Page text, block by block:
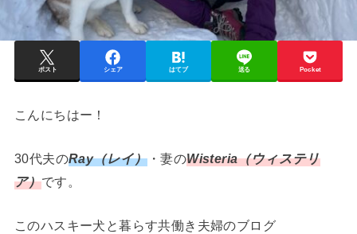
ポスト シェア はてブ 送る Pocket
こんにちはー！
30代夫のRay（レイ）・妻のWisteria（ウィステリ
ア）です。
このハスキー犬と暮らす共働き夫婦のブログ